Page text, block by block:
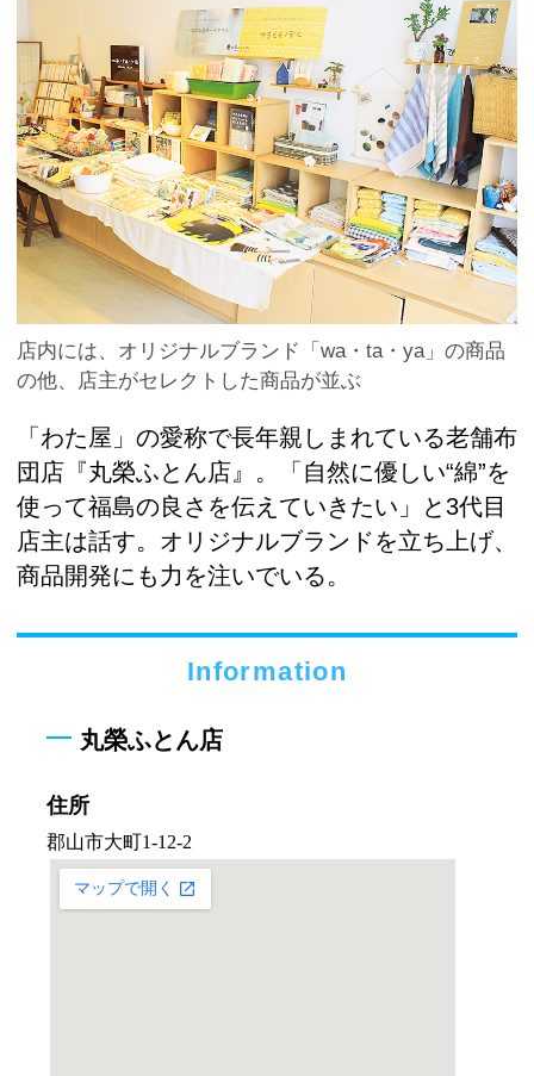
店内には、オリジナルブランド「wa・ta・ya」の商品
の他、店主がセレクトした商品が並ぶ
「わた屋」の愛称で長年親しまれている老舗布
団店『丸榮ふとん店』。「自然に優しい“綿”を
使って福島の良さを伝えていきたい」と3代目
店主は話す。オリジナルブランドを立ち上げ、
商品開発にも力を注いでいる。
Information
丸榮ふとん店
住所